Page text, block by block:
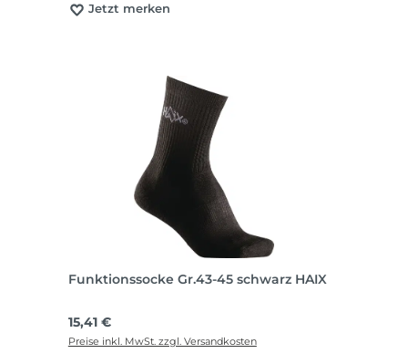
Jetzt merken
Funktionssocke Gr.43-45 schwarz HAIX
Regulärer Preis:
15,41 €
Preise inkl. MwSt. zzgl. Versandkosten